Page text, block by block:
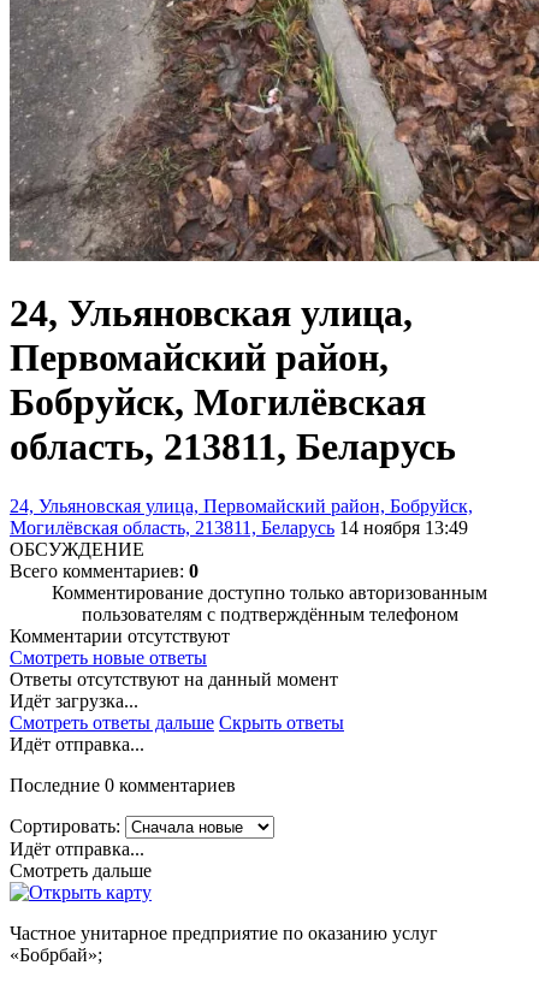
24, Ульяновская улица,
Первомайский район,
Бобруйск, Могилёвская
область, 213811, Беларусь
24, Ульяновская улица, Первомайский район, Бобруйск,
Могилёвская область, 213811, Беларусь 14 ноября 13:49
ОБСУЖДЕНИЕ
Всего комментариев: 0
Комментирование доступно только авторизованным
пользователям с подтверждённым телефоном
Комментарии отсутствуют
Смотреть новые ответы
Ответы отсутствуют на данный момент
Идёт загрузка...
Смотреть ответы дальше Скрыть ответы
Идёт отправка...
Последние 0 комментариев
Сортировать:
Идёт отправка...
Смотреть дальше
Частное унитарное предприятие по оказанию услуг
«Бобрбай»;